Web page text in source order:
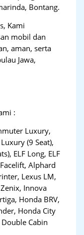
Bontang.
Kami
mobil dan
aman, serta
Jawa,
:
Luxury,
(9 Seat),
ELF Long, ELF
Alphard
Lexus LM,
Innova
Honda BRV,
Honda City
Cabin